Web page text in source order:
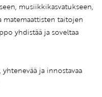
musiikkikasvatukseen,
taitojen
yhdistää ja soveltaa
ja innostavaa